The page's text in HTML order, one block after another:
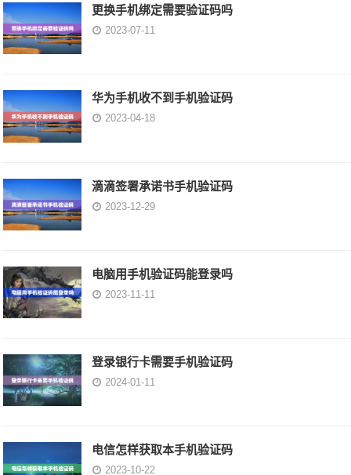
更换手机绑定需要验证码吗
2023-07-11
华为手机收不到手机验证码
2023-04-18
滴滴签署承诺书手机验证码
2023-12-29
电脑用手机验证码能登录吗
2023-11-11
登录银行卡需要手机验证码
2024-01-11
电信怎样获取本手机验证码
2023-10-22